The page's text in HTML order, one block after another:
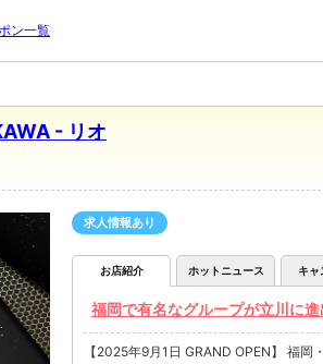
ン一覧
- リオ
求人情報あり
お店紹介 ホットニュース キャ
福岡で有名なグループが立川に
【2025年9月1日 GRAND OPEN】 福